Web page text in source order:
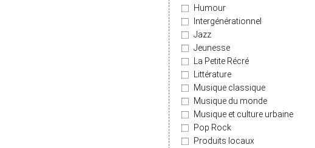
Humour
Intergénérationnel
Jazz
Jeunesse
La Petite Récré
Littérature
Musique classique
Musique du monde
Musique et culture urbaine
Pop Rock
Produits locaux